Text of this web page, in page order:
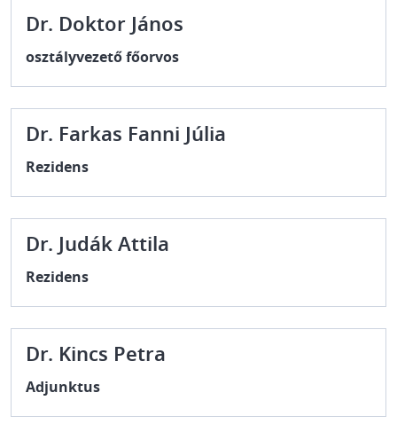
Dr. Doktor János
osztályvezető főorvos
Dr. Farkas Fanni Júlia
Rezidens
Dr. Judák Attila
Rezidens
Dr. Kincs Petra
Adjunktus